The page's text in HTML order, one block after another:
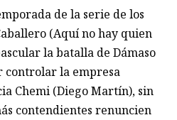
de la serie de los
(Aquí no hay quien
la batalla de Dámaso
controlar la empresa
Chemi (Diego Martín), sin
contendientes renuncien